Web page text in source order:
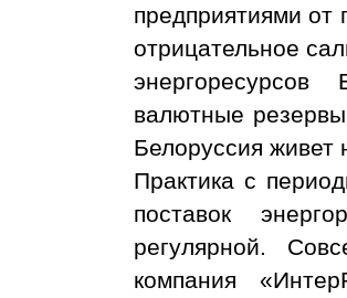
предприятиями от
отрицательное
валютные
Белоруссия живет
Практика с
поставок
регулярной.
компания